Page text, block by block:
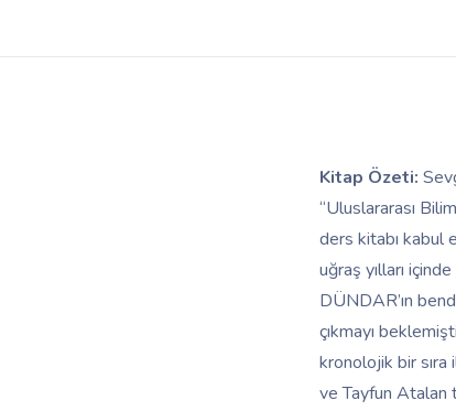
Kitap Özeti:
“Uluslararası
ders kitabı kabul
uğraş yılları
DÜNDAR’ın
çıkmayı
kronolojik bir sıra
ve Tayfun Atalan